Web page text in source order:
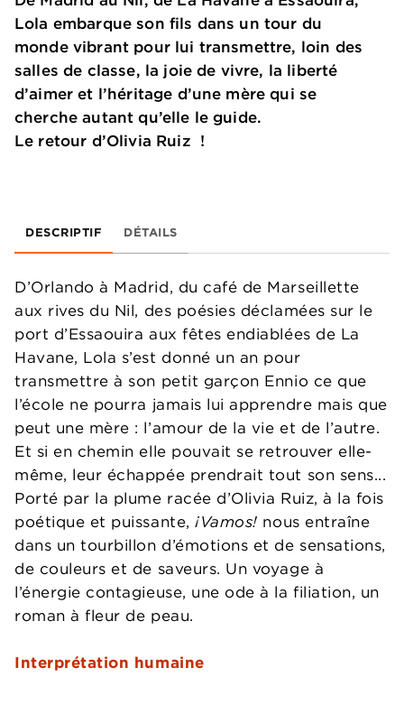
Lola embarque son fils dans un tour du
monde vibrant pour lui transmettre, loin des
salles de classe, la joie de vivre, la liberté
d’aimer et l’héritage d’une mère qui se
cherche autant qu’elle le guide.
Le retour d’Olivia Ruiz !
DESCRIPTIF DÉTAILS
D’Orlando à Madrid, du café de Marseillette
aux rives du Nil, des poésies déclamées sur le
port d’Essaouira aux fêtes endiablées de La
Havane, Lola s’est donné un an pour
transmettre à son petit garçon Ennio ce que
l’école ne pourra jamais lui apprendre mais que
peut une mère : l’amour de la vie et de l’autre.
Et si en chemin elle pouvait se retrouver elle-
même, leur échappée prendrait tout son sens...
Porté par la plume racée d’Olivia Ruiz, à la fois
poétique et puissante,¡Vamos! nous entraîne
dans un tourbillon d’émotions et de sensations,
de couleurs et de saveurs. Un voyage à
l’énergie contagieuse, une ode à la filiation, un
roman à fleur de peau.
Interprétation humaine